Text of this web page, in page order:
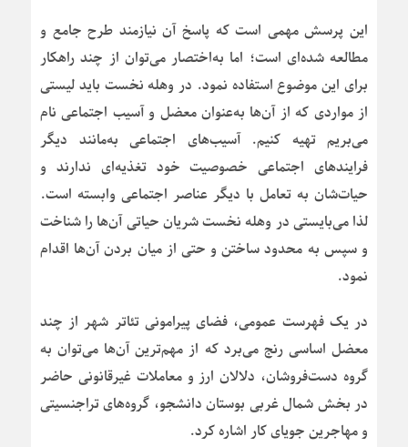
این پرسش مهمی است که پاسخ آن نیازمند طرح جامع و
مطالعه شده‌ای است؛ اما به‌اختصار می‌توان از چند راهکار
برای این موضوع استفاده نمود. در وهله نخست باید لیستی
از مواردی که از آن‌ها به‌عنوان معضل و آسیب اجتماعی نام
می‌بریم تهیه کنیم. آسیب‌های اجتماعی به‌مانند دیگر
فرایندهای اجتماعی خصوصیت خود تغذیه‌ای ندارند و
حیات‌شان به تعامل با دیگر عناصر اجتماعی وابسته است.
لذا می‌بایستی در وهله نخست شریان حیاتی آن‌ها را شناخت
و سپس به محدود ساختن و حتی از میان بردن آن‌ها اقدام
نمود.
در یک فهرست عمومی، فضای پیرامونی تئاتر شهر از چند
معضل اساسی رنج می‌برد که از مهم‌ترین آن‌ها می‌توان به
گروه دست‌فروشان، دلالان ارز و معاملات غیرقانونی حاضر
در بخش شمال غربی بوستان دانشجو، گروه‌های تراجنسیتی
و مهاجرین جویای کار اشاره کرد.